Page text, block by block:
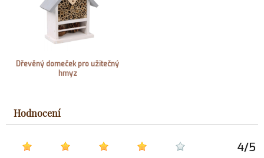
Hodnocení
4/5
Dřevěný domeček pro užitečný
hmyz